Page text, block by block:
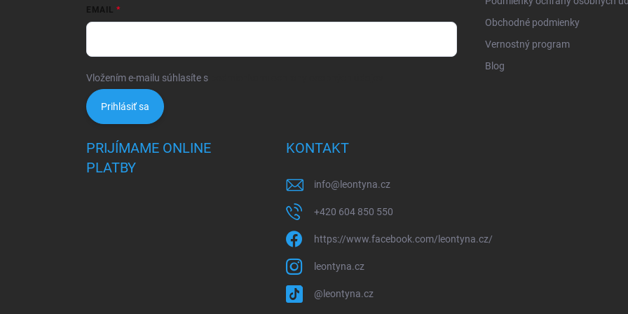
EMAIL
Vložením e-mailu súhlasíte s
Prihlásiť sa
Obchodné podmienky
Vernostný program
Blog
PRIJÍMAME ONLINE
PLATBY
KONTAKT
info@ leontyna.cz
+420 604 850 550
https://www.facebook.com/leontyna.cz/
leontyna.cz
@leontyna.cz